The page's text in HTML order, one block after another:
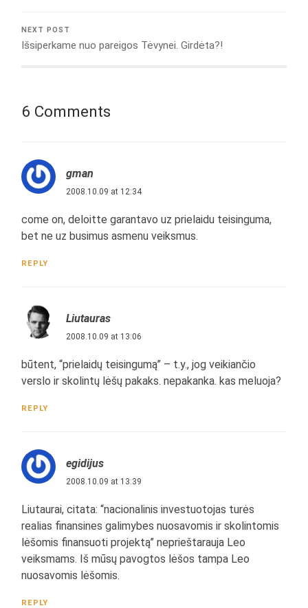
NEXT POST
Išsiperkame nuo pareigos Tėvynei. Girdėta?!
6 Comments
gman
2008.10.09 at 12:34
come on, deloitte garantavo uz prielaidu teisinguma,
bet ne uz busimus asmenu veiksmus.
REPLY
Liutauras
2008.10.09 at 13:06
būtent, “prielaidų teisingumą” – t.y., jog veikiančio
verslo ir skolintų lėšų pakaks. nepakanka. kas meluoja?
REPLY
egidijus
2008.10.09 at 13:39
Liutaurai, citata: “nacionalinis investuotojas turės
realias finansines galimybes nuosavomis ir skolintomis
lėšomis finansuoti projektą” neprieštarauja Leo
veiksmams. Iš mūsų pavogtos lėšos tampa Leo
nuosavomis lėšomis.
REPLY